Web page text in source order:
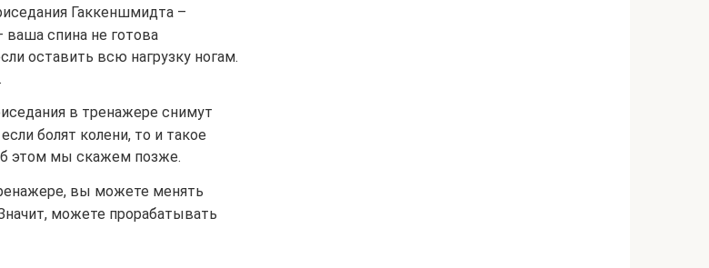
Гаккеншмидта –
ваша спина не готова
оставить всю нагрузку ногам.
в тренажере снимут
болят колени, то и такое
этом мы скажем позже.
вы можете менять
можете прорабатывать